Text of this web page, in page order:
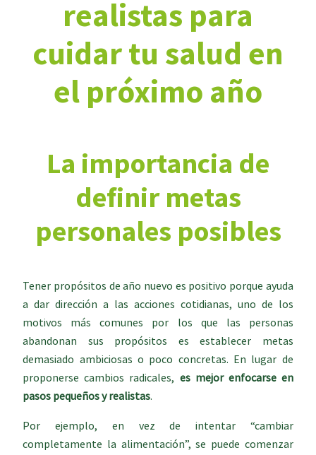
realistas para
cuidar tu salud en
el próximo año
La importancia de
definir metas
personales posibles
Tener propósitos de año nuevo es positivo porque ayuda
a dar dirección a las acciones cotidianas, uno de los
motivos más comunes por los que las personas
abandonan sus propósitos es establecer metas
demasiado ambiciosas o poco concretas. En lugar de
proponerse cambios radicales, es mejor enfocarse en
pasos pequeños y realistas.
Por ejemplo, en vez de intentar “cambiar
completamente la alimentación”, se puede comenzar